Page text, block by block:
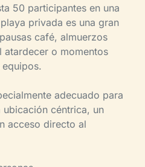
50 participantes en una
privada es una gran
café, almuerzos
atardecer o momentos
adecuado para
céntrica, un
acceso directo al